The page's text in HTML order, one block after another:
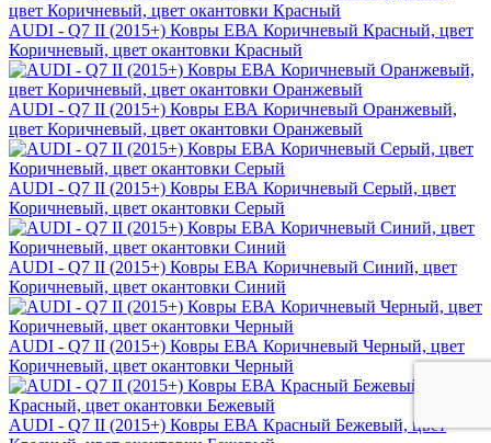
AUDI - Q7 II (2015+) Ковры ЕВА Коричневый Красный, цвет
Коричневый, цвет окантовки Красный
AUDI - Q7 II (2015+) Ковры ЕВА Коричневый Оранжевый,
цвет Коричневый, цвет окантовки Оранжевый
AUDI - Q7 II (2015+) Ковры ЕВА Коричневый Серый, цвет
Коричневый, цвет окантовки Серый
AUDI - Q7 II (2015+) Ковры ЕВА Коричневый Синий, цвет
Коричневый, цвет окантовки Синий
AUDI - Q7 II (2015+) Ковры ЕВА Коричневый Черный, цвет
Коричневый, цвет окантовки Черный
AUDI - Q7 II (2015+) Ковры ЕВА Красный Бежевый, цвет